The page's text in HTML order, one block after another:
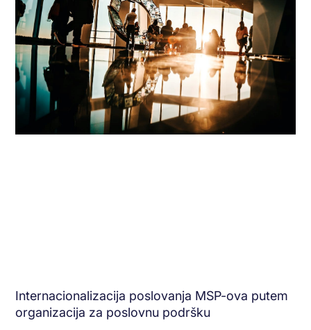
Internacionalizacija poslovanja MSP-ova putem
organizacija za poslovnu podršku